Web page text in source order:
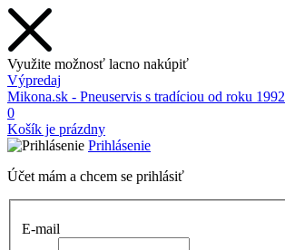
Využite možnosť lacno nakúpiť
Výpredaj
Mikona.sk - Pneuservis s tradíciou od roku 1992
0
Košík je prázdny
Prihlásenie
Účet mám a chcem se prihlásiť
E-mail